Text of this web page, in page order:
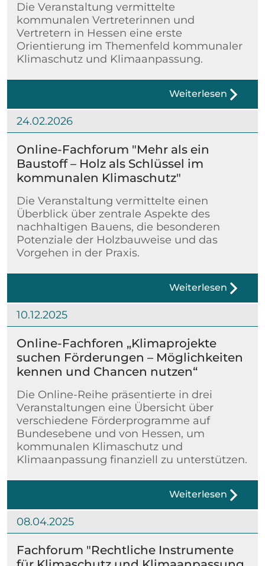
Die Veranstaltung vermittelte
kommunalen Vertreterinnen und
Vertretern in Hessen eine erste
Orientierung im Themenfeld kommunaler
Klimaschutz und Klimaanpassung.
Weiterlesen
24.02.2026
Online-Fachforum "Mehr als ein
Baustoff – Holz als Schlüssel im
kommunalen Klimaschutz"
Die Veranstaltung vermittelte einen
Überblick über zentrale Aspekte des
nachhaltigen Bauens, die besonderen
Potenziale der Holzbauweise und das
Vorgehen in der Praxis.
Weiterlesen
10.12.2025
Online-Fachforen „Klimaprojekte
suchen Förderungen – Möglichkeiten
kennen und Chancen nutzen“
Die Online-Reihe präsentierte in drei
Veranstaltungen eine Übersicht über
verschiedene Förderprogramme auf
Bundesebene und von Hessen, um
kommunalen Klimaschutz und
Klimaanpassung finanziell zu unterstützen.
Weiterlesen
08.04.2025
Fachforum "Rechtliche Instrumente